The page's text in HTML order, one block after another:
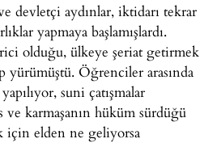
devletçi aydınlar, iktidarı tekrar
yapmaya başlamışlardı.
olduğu, ülkeye şeriat getirmek
yürümüştü. Öğrenciler arasında
suni çatışmalar
ve karmaşanın hüküm sürdüğü
için elden ne geliyorsa